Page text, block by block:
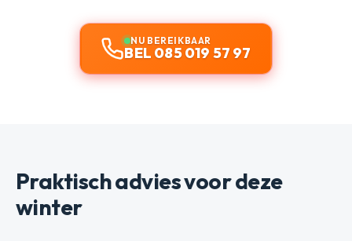
NU BEREIKBAAR
BEL 085 019 57 97
Praktisch advies voor deze
winter